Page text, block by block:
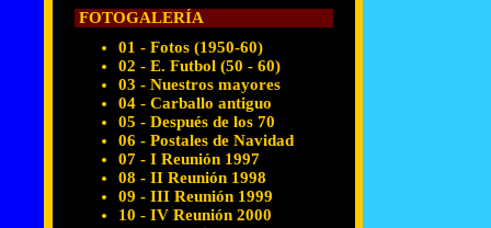
FOTOGALERÍA
01 - Fotos (1950-60)
02 - E. Futbol (50 - 60)
03 - Nuestros mayores
04 - Carballo antiguo
05 - Después de los 70
06 - Postales de Navidad
07 - I Reunión 1997
08 - II Reunión 1998
09 - III Reunión 1999
10 - IV Reunión 2000